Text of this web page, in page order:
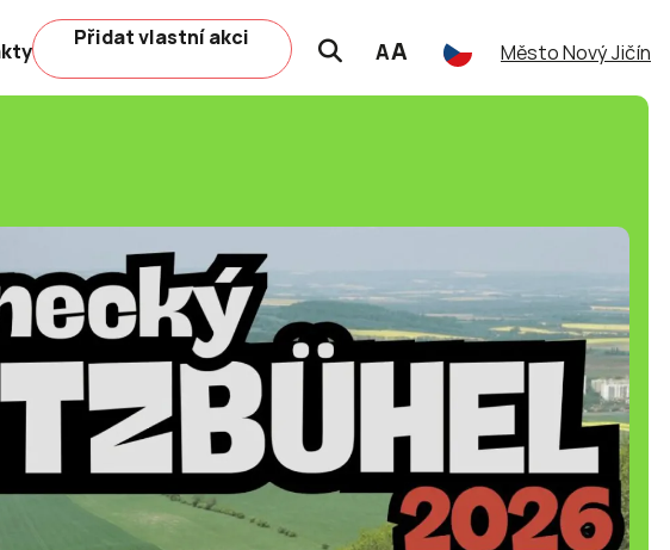
Přidat vlastní akci
AA Město Nový Jičín